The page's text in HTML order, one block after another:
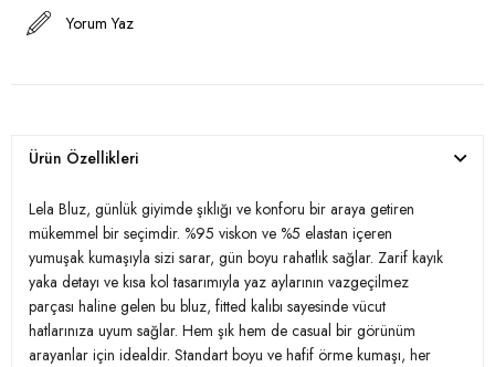
Yorum Yaz
Ürün Özellikleri
Lela Bluz, günlük giyimde şıklığı ve konforu bir araya getiren
mükemmel bir seçimdir. %95 viskon ve %5 elastan içeren
yumuşak kumaşıyla sizi sarar, gün boyu rahatlık sağlar. Zarif kayık
yaka detayı ve kısa kol tasarımıyla yaz aylarının vazgeçilmez
parçası haline gelen bu bluz, fitted kalıbı sayesinde vücut
hatlarınıza uyum sağlar. Hem şık hem de casual bir görünüm
arayanlar için idealdir. Standart boyu ve hafif örme kumaşı, her